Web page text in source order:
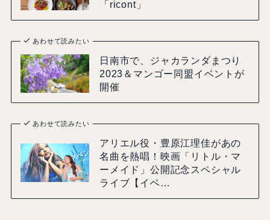
「ricont」
あわせて読みたい
日南市で、ジャカランダまつり
2023＆マンゴー同盟イベントが
開催
あわせて読みたい
アリエル役・豊原江理佳があの
名曲を熱唱！映画「リトル・マ
ーメイド」公開記念スペシャル
ライブ【イベ…